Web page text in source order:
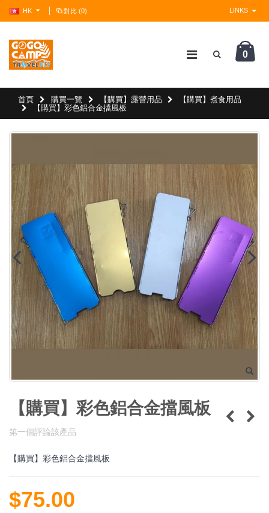
HK 對比 (0) LINKS
0
首頁 購買一覽 【購買】露營用品
【購買】煮食用品
【購買】彩色鋁合金擋風板
【購買】彩色鋁合金擋風板
第一個評論該產品
【購買】彩色鋁合金擋風板
$75.00